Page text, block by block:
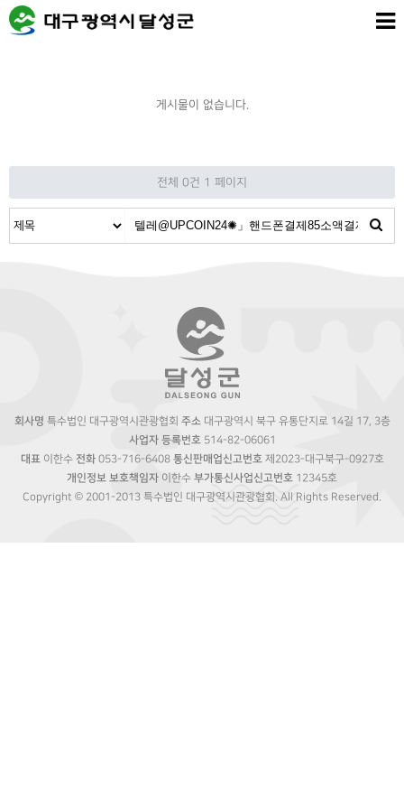
게시물이 없습니다.
전체 0건 1 페이지
회사명 특수법인 대구광역시관광협회 주소대구광역시 북구 유통단지로 14길 17, 3층
사업자 등록번호514-82-06061
대표이한수 전화053-716-6408 통신판매업신고번호제2023-대구북구-0927호
개인정보 보호책임자 이한수 부가통신사업신고번호 12345호
Copyright © 2001-2013 특수법인 대구광역시관광협회. All Rights Reserved.